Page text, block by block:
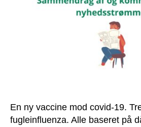
En ny vaccine mod covid-19.
fugleinfluenza. Alle baseret på